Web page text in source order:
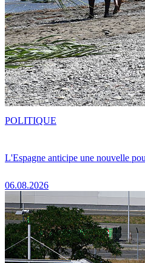
L'Espagne anticipe une nouvelle
06.08.2026
POLITIQUE